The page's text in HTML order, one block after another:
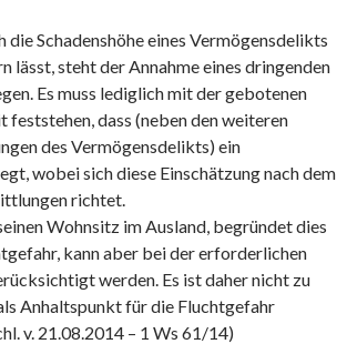
die Schadenshöhe eines Vermögensdelikts
lässt, steht der Annahme eines dringenden
Es muss lediglich mit der gebotenen
feststehen, dass (neben den weiteren
des Vermögensdelikts) ein
wobei sich diese Einschätzung nach dem
richtet.
Wohnsitz im Ausland, begründet dies
kann aber bei der erforderlichen
werden. Es ist daher nicht zu
Anhaltspunkt für die Fluchtgefahr
v. 21.08.2014 – 1 Ws 61/14)